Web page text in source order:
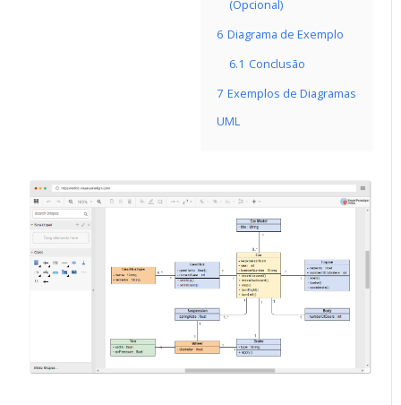
(Opcional)
6 Diagrama de Exemplo
6.1 Conclusão
7 Exemplos de Diagramas
UML